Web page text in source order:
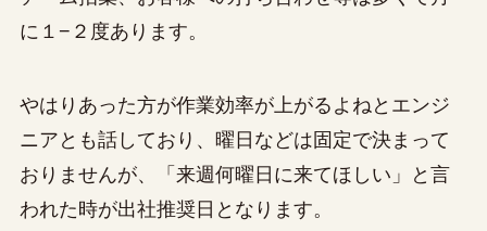
に１−２度あります。
やはりあった方が作業効率が上がるよねとエンジ
ニアとも話しており、曜日などは固定で決まって
おりませんが、「来週何曜日に来てほしい」と言
われた時が出社推奨日となります。